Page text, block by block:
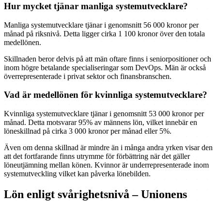
Hur mycket tjänar manliga systemutvecklare?
Manliga systemutvecklare tjänar i genomsnitt 56 000 kronor per
månad på riksnivå. Detta ligger cirka 1 100 kronor över den totala
medellönen.
Skillnaden beror delvis på att män oftare finns i seniorpositioner och
inom högre betalande specialiseringar som DevOps. Män är också
överrepresenterade i privat sektor och finansbranschen.
Vad är medellönen för kvinnliga systemutvecklare?
Kvinnliga systemutvecklare tjänar i genomsnitt 53 000 kronor per
månad. Detta motsvarar 95% av männens lön, vilket innebär en
löneskillnad på cirka 3 000 kronor per månad eller 5%.
Även om denna skillnad är mindre än i många andra yrken visar den
att det fortfarande finns utrymme för förbättring när det gäller
löneutjämning mellan könen. Kvinnor är underrepresenterade inom
systemutveckling vilket kan påverka lönebilden.
Lön enligt svårighetsnivå – Unionens